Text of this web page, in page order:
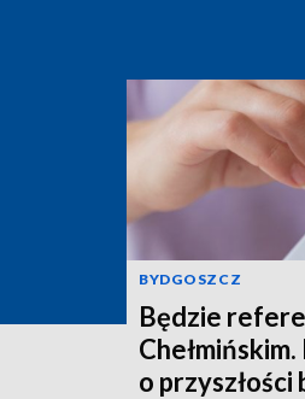
BYDGOSZCZ
Będzie
o przyszłości